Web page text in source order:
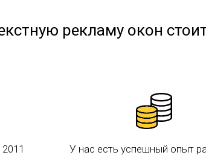
рекламу окон
У нас есть успешный опыт